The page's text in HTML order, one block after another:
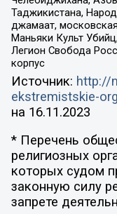
Таджикистана,
джамаат,
Маньяки Культ
Легион Свобода
корпус
Источник: http://
ekstremistskie-
на 16.11.2023
* Перечень
религиозных
которых судом
законную силу
запрете